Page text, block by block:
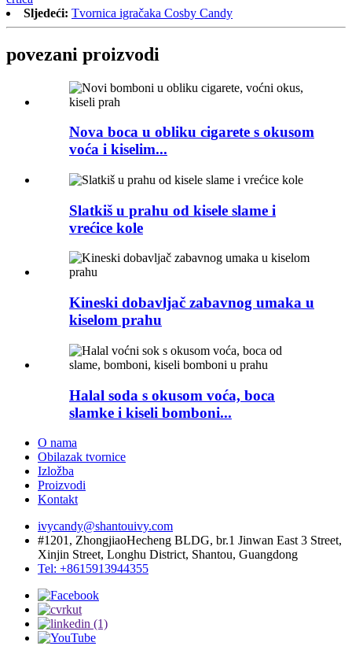
Sljedeći: Tvornica igračaka Cosby Candy
povezani proizvodi
Nova boca u obliku cigarete s okusom
voća i kiselim...
Slatkiš u prahu od kisele slame i
vrećice kole
Kineski dobavljač zabavnog umaka u
kiselom prahu
Halal soda s okusom voća, boca
slamke i kiseli bomboni...
O nama
Obilazak tvornice
Izložba
Proizvodi
Kontakt
ivycandy@shantouivy.com
#1201, ZhongjiaoHecheng BLDG, br.1 Jinwan East 3 Street,
Xinjin Street, Longhu District, Shantou, Guangdong
Tel: +8615913944355